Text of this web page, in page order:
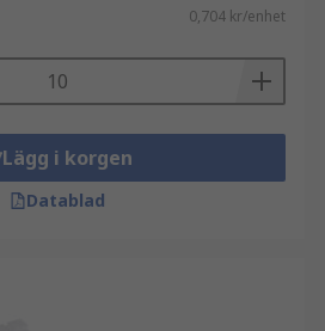
0,704 kr/enhet
Lägg i korgen
Datablad